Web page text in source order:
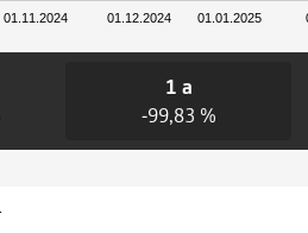
01.11.2024 01.12.2024 01.01.2025
1 a
-99,83 %